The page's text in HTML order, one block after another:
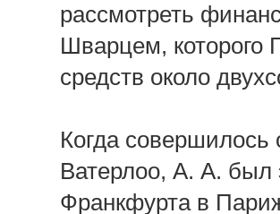
рассмотреть
Шварцем, которого
средств около
Когда совершилось
Ватерлоо, А. А. был
Франкфурта в